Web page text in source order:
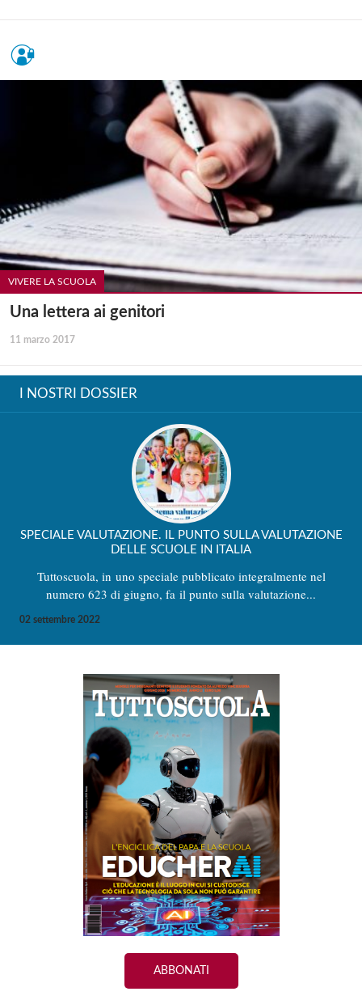
VIVERE LA SCUOLA
Una lettera ai genitori
11 marzo 2017
I NOSTRI DOSSIER
SPECIALE VALUTAZIONE. IL PUNTO SULLA VALUTAZIONE
DELLE SCUOLE IN ITALIA
Tuttoscuola, in uno speciale pubblicato integralmente nel
numero 623 di giugno, fa il punto sulla valutazione...
02 settembre 2022
ABBONATI